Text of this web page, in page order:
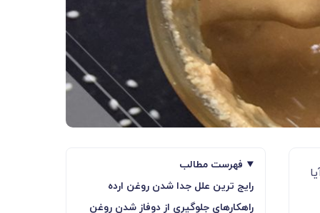
فهرست مطالب
رایج ترین علل جدا شدن روغن ارده
راهکارهای جلوگیری از دوفاز شدن روغن